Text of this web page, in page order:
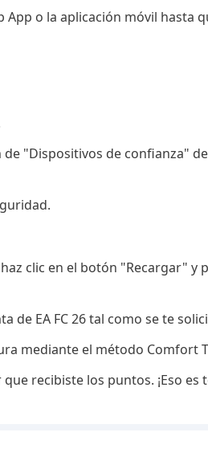
App o la aplicación móvil hasta
"Dispositivos de confianza"
clic en el botón "Recargar" y
de EA FC 26 tal como se te
mediante el método Comfort
recibiste los puntos. ¡Eso es